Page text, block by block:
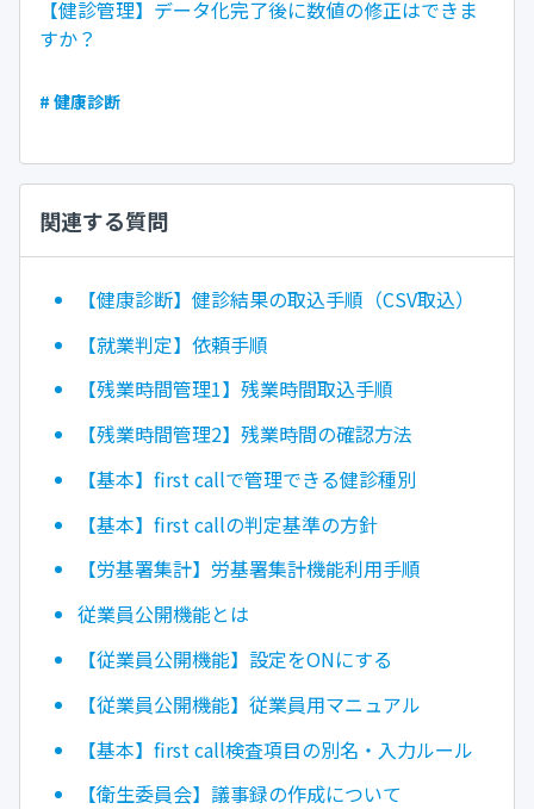
【健診管理】データ化完了後に数値の修正はできま
すか？
# 健康診断
関連する質問
【健康診断】健診結果の取込手順（CSV取込）
【就業判定】依頼手順
【残業時間管理1】残業時間取込手順
【残業時間管理2】残業時間の確認方法
【基本】first callで管理できる健診種別
【基本】first callの判定基準の方針
【労基署集計】労基署集計機能利用手順
従業員公開機能とは
【従業員公開機能】設定をONにする
【従業員公開機能】従業員用マニュアル
【基本】first call検査項目の別名・入力ルール
【衛生委員会】議事録の作成について